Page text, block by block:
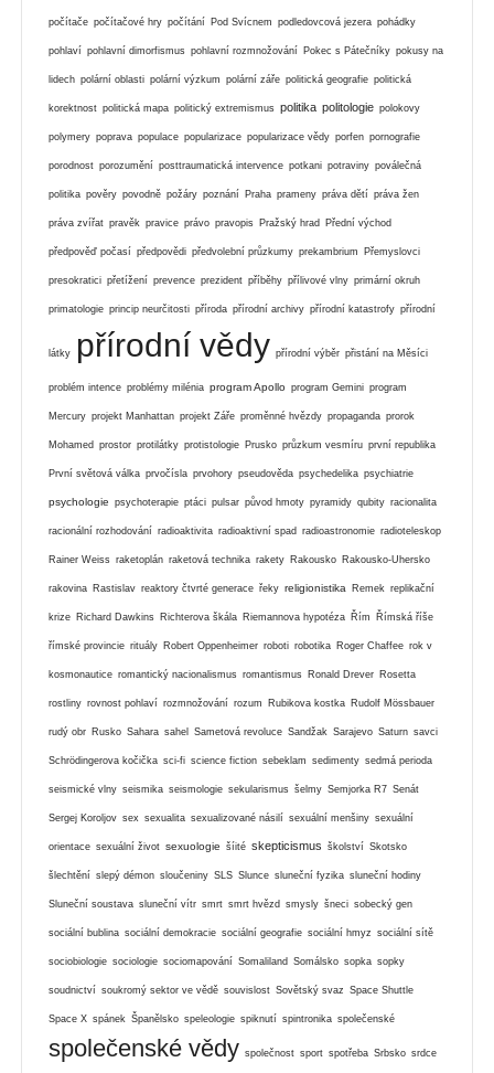
počítače počítačové hry počítání Pod Svícnem podledovcová jezera pohádky
pohlaví pohlavní dimorfismus pohlavní rozmnožování Pokec s Pátečníky pokusy na
lidech polární oblasti polární výzkum polární záře politická geografie politická
korektnost politická mapa politický extremismus politika politologie polokovy
polymery poprava populace popularizace popularizace vědy porfen pornografie
porodnost porozumění posttraumatická intervence potkani potraviny poválečná
politika pověry povodně požáry poznání Praha prameny práva dětí práva žen
práva zvířat pravěk pravice právo pravopis Pražský hrad Přední východ
předpověď počasí předpovědi předvolební průzkumy prekambrium Přemyslovci
presokratici přetížení prevence prezident příběhy přílivové vlny primární okruh
primatologie princip neurčitosti příroda přírodní archivy přírodní katastrofy přírodní
látky přírodní vědy přírodní výběr přistání na Měsíci
problém intence problémy milénia program Apollo program Gemini program
Mercury projekt Manhattan projekt Záře proměnné hvězdy propaganda prorok
Mohamed prostor protilátky protistologie Prusko průzkum vesmíru první republika
První světová válka prvočísla prvohory pseudověda psychedelika psychiatrie
psychologie psychoterapie ptáci pulsar původ hmoty pyramidy qubity racionalita
racionální rozhodování radioaktivita radioaktivní spad radioastronomie radioteleskop
Rainer Weiss raketoplán raketová technika rakety Rakousko Rakousko-Uhersko
rakovina Rastislav reaktory čtvrté generace řeky religionistika Remek replikační
krize Richard Dawkins Richterova škála Riemannova hypotéza Řím Římská říše
římské provincie rituály Robert Oppenheimer roboti robotika Roger Chaffee rok v
kosmonautice romantický nacionalismus romantismus Ronald Drever Rosetta
rostliny rovnost pohlaví rozmnožování rozum Rubikova kostka Rudolf Mössbauer
rudý obr Rusko Sahara sahel Sametová revoluce Sandžak Sarajevo Saturn savci
Schrödingerova kočička sci-fi science fiction sebeklam sedimenty sedmá perioda
seismické vlny seismika seismologie sekularismus šelmy Semjorka R7 Senát
Sergej Koroljov sex sexualita sexualizované násilí sexuální menšiny sexuální
orientace sexuální život sexuologie šíité skepticismus školství Skotsko
šlechtění slepý démon sloučeniny SLS Slunce sluneční fyzika sluneční hodiny
Sluneční soustava sluneční vítr smrt smrt hvězd smysly šneci sobecký gen
sociální bublina sociální demokracie sociální geografie sociální hmyz sociální sítě
sociobiologie sociologie sociomapování Somaliland Somálsko sopka sopky
soudnictví soukromý sektor ve vědě souvislost Sovětský svaz Space Shuttle
Space X spánek Španělsko speleologie spiknutí spintronika společenské
společenské vědy společnost sport spotřeba Srbsko srdce